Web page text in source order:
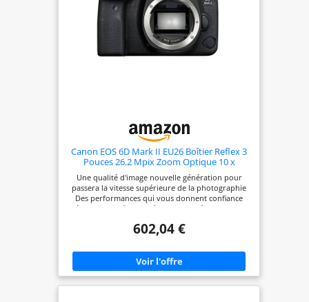
Canon EOS 6D Mark II EU26 Boîtier Reflex 3
Pouces 26.2 Mpix Zoom Optique 10 x
USB/Bluetooth/WiFi/NFC/HDMI Noir
Une qualité d'image nouvelle génération pour
passera la vitesse supérieure de la photographie
Des performances qui vous donnent confiance
Révolution intérieure, évolution extérieure Soyez
II Œilleton Eb Bouchon de boîtier R-F-3 Sangle
batterie LC-E6E Kit du manuel de l'utilisateur
602,04 €